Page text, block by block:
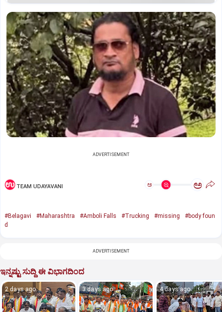
ADVERTISEMENT
TEAM UDAYAVANI ಅ ಅ
#Belagavi #Maharashtra #Amboli Falls #Trucking #missing
#body foun
d
ADVERTISEMENT
ಇನ್ನಷ್ಟು ಸುದ್ದಿ ಈ ವಿಭಾಗದಿಂದ
2 days ago 3 days ago 4 days ago